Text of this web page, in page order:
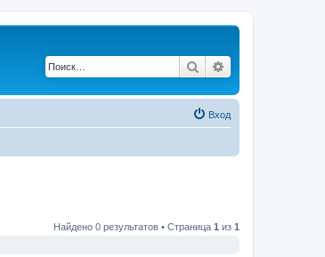
Поиск
Вход
Найдено 0 результатов • Страница 1 из 1